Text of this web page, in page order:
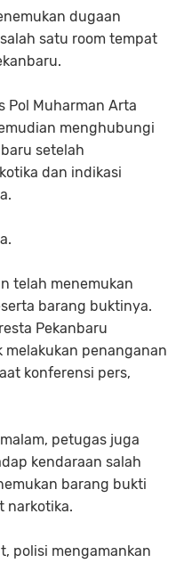
dugaan
satu room tempat
Pol Muharman Arta
menghubungi
setelah
dan indikasi
telah menemukan
barang buktinya.
Pekanbaru
penanganan
konferensi pers,
petugas juga
kendaraan salah
barang bukti
narkotika.
polisi mengamankan